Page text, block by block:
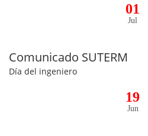
01
Jul
Comunicado SUTERM
Día del ingeniero
19
Jun